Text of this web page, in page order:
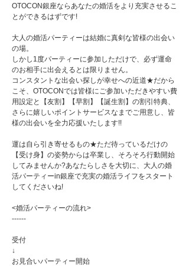
OTOCON銀座ならあなたの婚活をより充実させるこ
とができるはずです!
大人の婚活パーティーは結婚に真剣な皆様の出会い
の場。
しかし1度パーティーに参加しただけで、必ず運命
のお相手に出会えるとは限りません。
コンスタントな出会い探しが幸せへの近道★だから
こそ、OTOCONでは皆様にご参加いただきやすい費
用設定と【友割】【早割】【誕生割】の割引特典、
さらに嬉しいポイントサービスなまでご用意し、皆
様の出会いを全力応援いたします!!
運は自ら引き寄せるもの★ただ待っているだけの
【受け身】の姿勢からは卒業し、そろそろ行動開始
してみませんか?あなたらしさを大切に、大人の婚
活パーティーin銀座で充実の婚活ライフをスタート
してくださいね!
<婚活パーティーの流れ>
------
受付
↓
お見合いパーティー開始